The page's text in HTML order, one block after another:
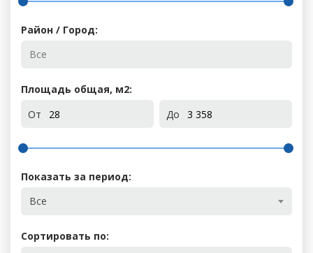
Район / Город:
Площадь общая, м2:
От
До
Показать за период:
Все
Сортировать по: